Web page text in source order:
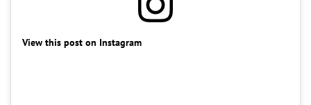
View this post on Instagram